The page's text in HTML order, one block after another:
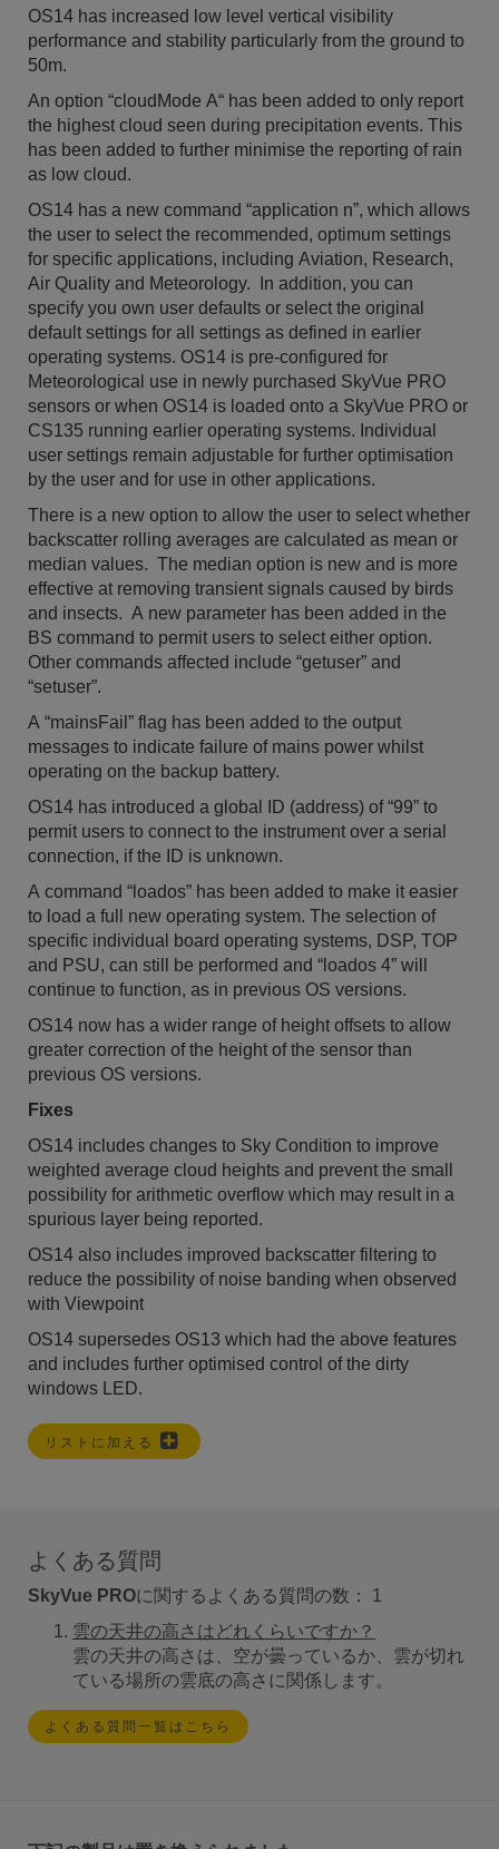
OS14 has increased low level vertical visibility
performance and stability particularly from the ground to
50m.
An option “cloudMode A“ has been added to only report
the highest cloud seen during precipitation events. This
has been added to further minimise the reporting of rain
as low cloud.
OS14 has a new command “application n”, which allows
the user to select the recommended, optimum settings
for specific applications, including Aviation, Research,
Air Quality and Meteorology. In addition, you can
specify you own user defaults or select the original
default settings for all settings as defined in earlier
operating systems. OS14 is pre-configured for
Meteorological use in newly purchased SkyVue PRO
sensors or when OS14 is loaded onto a SkyVue PRO or
CS135 running earlier operating systems. Individual
user settings remain adjustable for further optimisation
by the user and for use in other applications.
There is a new option to allow the user to select whether
backscatter rolling averages are calculated as mean or
median values. The median option is new and is more
effective at removing transient signals caused by birds
and insects. A new parameter has been added in the
BS command to permit users to select either option.
Other commands affected include “getuser” and
“setuser”.
A “mainsFail” flag has been added to the output
messages to indicate failure of mains power whilst
operating on the backup battery.
OS14 has introduced a global ID (address) of “99” to
permit users to connect to the instrument over a serial
connection, if the ID is unknown.
A command “loados” has been added to make it easier
to load a full new operating system. The selection of
specific individual board operating systems, DSP, TOP
and PSU, can still be performed and “loados 4” will
continue to function, as in previous OS versions.
OS14 now has a wider range of height offsets to allow
greater correction of the height of the sensor than
previous OS versions.
Fixes
OS14 includes changes to Sky Condition to improve
weighted average cloud heights and prevent the small
possibility for arithmetic overflow which may result in a
spurious layer being reported.
OS14 also includes improved backscatter filtering to
reduce the possibility of noise banding when observed
with Viewpoint
OS14 supersedes OS13 which had the above features
and includes further optimised control of the dirty
windows LED.
リストに加える
よくある質問
SkyVue PROに関するよくある質問の数： 1
雲の天井の高さはどれくらいですか？
雲の天井の高さは、空が曇っているか、雲が切れ
ている場所の雲底の高さに関係します。
よくある質問一覧はこちら